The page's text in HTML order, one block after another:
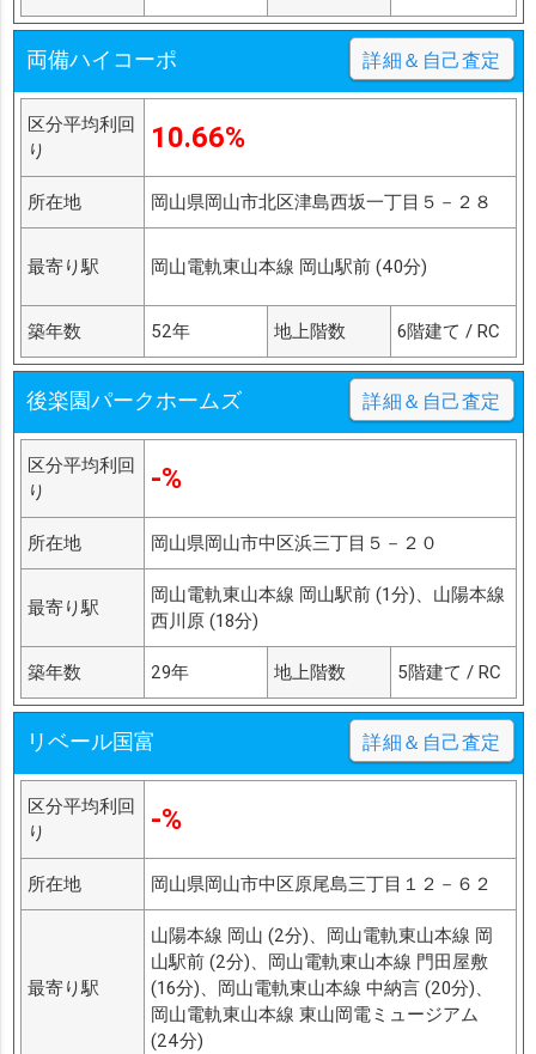
両備ハイコーポ 詳細＆自己査定
区分平均利回
り
10.66%
所在地 岡山県岡山市北区津島西坂一丁目５－２８
最寄り駅 岡山電軌東山本線 岡山駅前 (40分)
築年数 52年 地上階数 6階建て / RC
後楽園パークホームズ 詳細＆自己査定
区分平均利回
り
-%
所在地 岡山県岡山市中区浜三丁目５－２０
最寄り駅
岡山電軌東山本線 岡山駅前 (1分)、山陽本線
西川原 (18分)
築年数 29年 地上階数 5階建て / RC
リベール国富 詳細＆自己査定
区分平均利回
り
-%
所在地 岡山県岡山市中区原尾島三丁目１２－６２
最寄り駅
山陽本線 岡山 (2分)、岡山電軌東山本線 岡
山駅前 (2分)、岡山電軌東山本線 門田屋敷
(16分)、岡山電軌東山本線 中納言 (20分)、
岡山電軌東山本線 東山岡電ミュージアム
(24分)